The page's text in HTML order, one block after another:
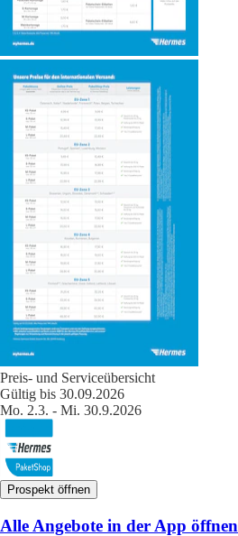
Preis- und Serviceübersicht
Gültig bis 30.09.2026
Mo. 2.3. - Mi. 30.9.2026
Prospekt öffnen
Alle Angebote in der App öffnen